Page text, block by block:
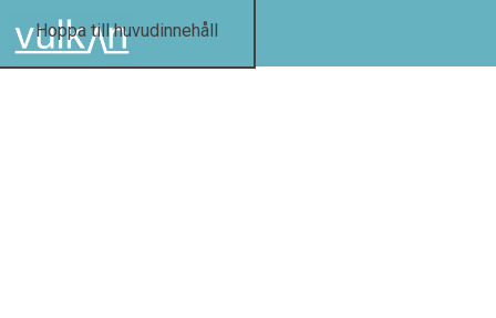
Hoppa till huvudinnehåll